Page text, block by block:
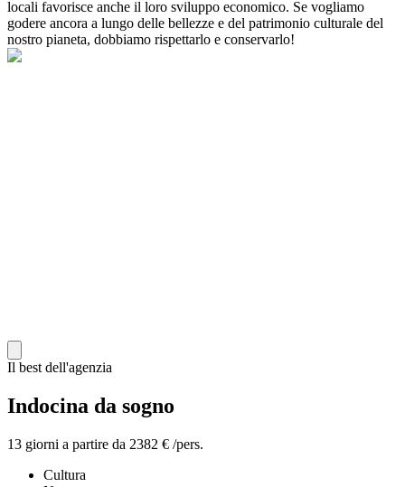
locali favorisce anche il loro sviluppo economico. Se vogliamo
godere ancora a lungo delle bellezze e del patrimonio culturale del
nostro pianeta, dobbiamo rispettarlo e conservarlo!
Il best dell'agenzia
Indocina da sogno
13 giorni a partire da 2382 € /pers.
Cultura